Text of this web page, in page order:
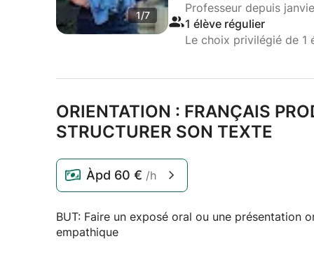
1/7
Professeur depuis
1 élève régulier
Le choix privilégié de 1
ORIENTATION : FRANÇAIS
STRUCTURER SON TEXTE
Àpd 60 € /h
BUT: Faire un exposé oral ou une présentation
empathique